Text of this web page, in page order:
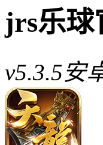
jrs乐球
v5.3.5安